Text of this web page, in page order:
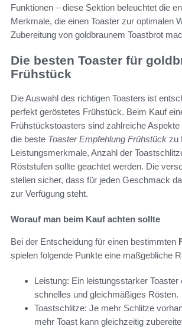
Funktionen – diese Sektion beleuchtet die
Merkmale, die einen Toaster zur optimalen
Zubereitung von goldbraunem Toastbrot
Die besten Toaster für
Frühstück
Die Auswahl des richtigen Toasters ist
perfekt geröstetes Frühstück. Beim Kauf
Frühstückstoasters sind zahlreiche
die beste Toaster Empfehlung Frühstück zu
Leistungsmerkmale, Anzahl der
Röststufen sollte geachtet werden. Die
stellen sicher, dass für jeden Geschmack
zur Verfügung steht.
Worauf man beim Kauf achten sollte
Bei der Entscheidung für einen bestimmten
spielen folgende Punkte eine maßgebliche
Leistung: Ein leistungsstarker Toaster
schnelles und gleichmäßiges Rösten.
Toastschlitze: Je mehr Schlitze
mehr Toast kann gleichzeitig